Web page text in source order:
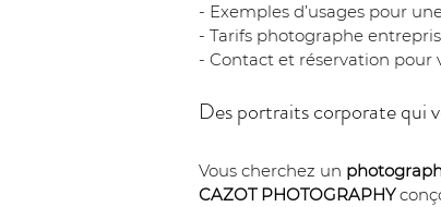
- Exemples d’usages pour
- Tarifs photographe
- Contact et réservation pour
Des portraits corporate qui
Vous cherchez un
CAZOT PHOTOGRAPHY